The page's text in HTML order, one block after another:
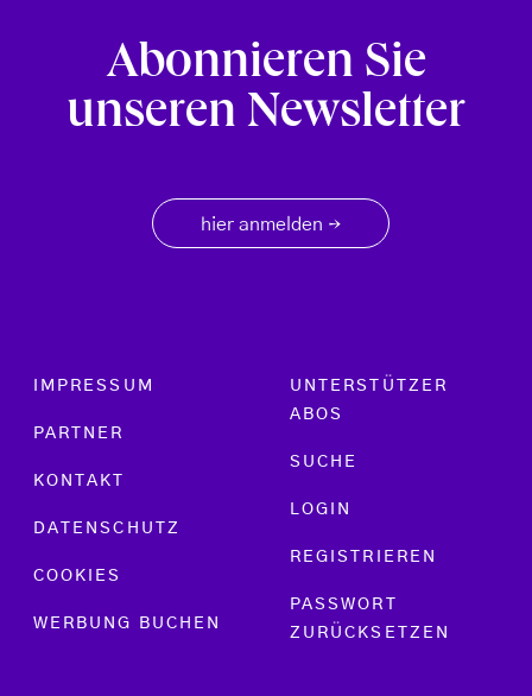
Abonnieren Sie
unseren Newsletter
hier anmelden →
Footer menu
IMPRESSUM
PARTNER
KONTAKT
DATENSCHUTZ
COOKIES
WERBUNG BUCHEN
UNTERSTÜTZER
ABOS
SUCHE
LOGIN
REGISTRIEREN
PASSWORT
ZURÜCKSETZEN